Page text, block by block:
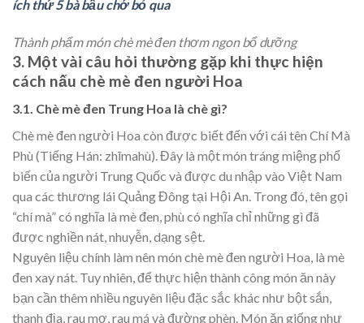
ích thứ 5 bà bầu chớ bỏ qua
Thành phẩm món chè mè đen thơm ngon bổ dưỡng
3. Một vài câu hỏi thường gặp khi thực hiện
cách nấu chè mè đen người Hoa
3.1. Chè mè đen Trung Hoa là chè gì?
Chè mè đen người Hoa còn được biết đến với cái tên Chí Mà
Phù (Tiếng Hán: zhīmahù). Đây là một món tráng miệng phổ
biến của người Trung Quốc và được du nhập vào Việt Nam
qua các thương lái Quảng Đông tại Hội An. Trong đó, tên gọi
“chí mà” có nghĩa là mè đen, phù có nghĩa chỉ những gì đã
được nghiền nát, nhuyễn, dạng sệt.
Nguyên liệu chính làm nên món chè mè đen người Hoa, là mè
đen xay nát. Tuy nhiên, để thực hiện thành công món ăn này
bạn cần thêm nhiều nguyên liệu đặc sắc khác như bột sắn,
thanh địa, rau mơ, rau má và đường phèn. Món ăn giống như